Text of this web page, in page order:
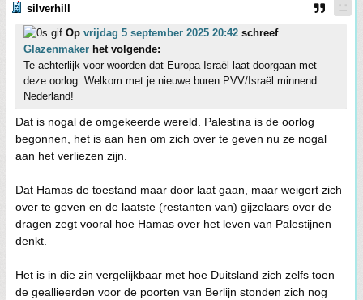
silverhill
Op vrijdag 5 september 2025 20:42 schreef
Glazenmaker het volgende:
Te achterlijk voor woorden dat Europa Israël laat doorgaan met
deze oorlog. Welkom met je nieuwe buren PVV/Israël minnend
Nederland!
Dat is nogal de omgekeerde wereld. Palestina is de oorlog
begonnen, het is aan hen om zich over te geven nu ze nogal
aan het verliezen zijn.
Dat Hamas de toestand maar door laat gaan, maar weigert zich
over te geven en de laatste (restanten van) gijzelaars over de
dragen zegt vooral hoe Hamas over het leven van Palestijnen
denkt.
Het is in die zin vergelijkbaar met hoe Duitsland zich zelfs toen
de geallieerden voor de poorten van Berlijn stonden zich nog